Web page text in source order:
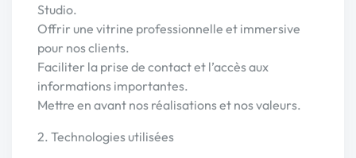
Studio.
Offrir une vitrine professionnelle et immersive
pour nos clients.
Faciliter la prise de contact et l’accès aux
informations importantes.
Mettre en avant nos réalisations et nos valeurs.
2. Technologies utilisées